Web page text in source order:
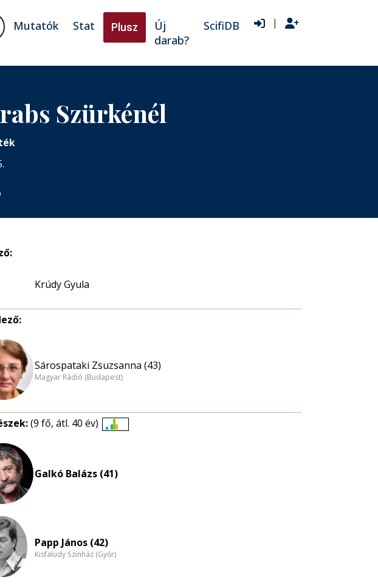
Mutatók Stat Plusz
Új
darab?
ScifiDB |
Szürkénél
Krúdy Gyula
Sárospataki Zsuzsanna (43)
Magyar Rádió (Budapest)
(9 fő, átl. 40 év)
Galkó Balázs (41)
Papp János (42)
Kisfaludy Színház (Győr)